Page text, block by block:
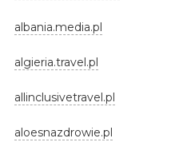
albania.media.pl
algieria.travel.pl
allinclusivetravel.pl
aloesnazdrowie.pl